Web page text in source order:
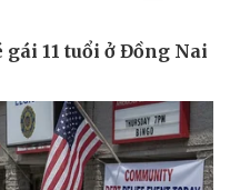
Sành điệu
Trải nghiệm
Chuyển đổi số